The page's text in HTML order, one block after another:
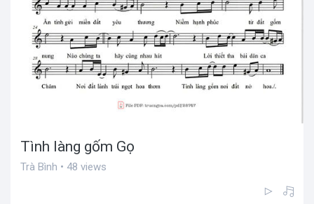
Tình làng gốm Gọ
Trà Bình • 48 views